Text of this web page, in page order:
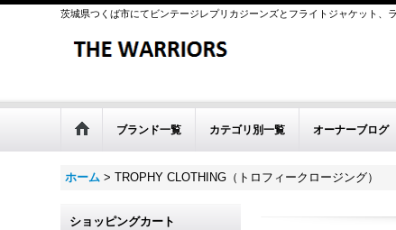
茨城県つくば市にてビンテージレプリカジーンズとフライトジャケット、
ブランド一覧 カテゴリ別一覧 オーナーブログ
ホーム > TROPHY CLOTHING（トロフィークロージング）
ショッピングカート